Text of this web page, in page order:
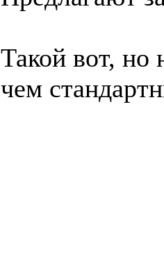
Такой вот, но
чем